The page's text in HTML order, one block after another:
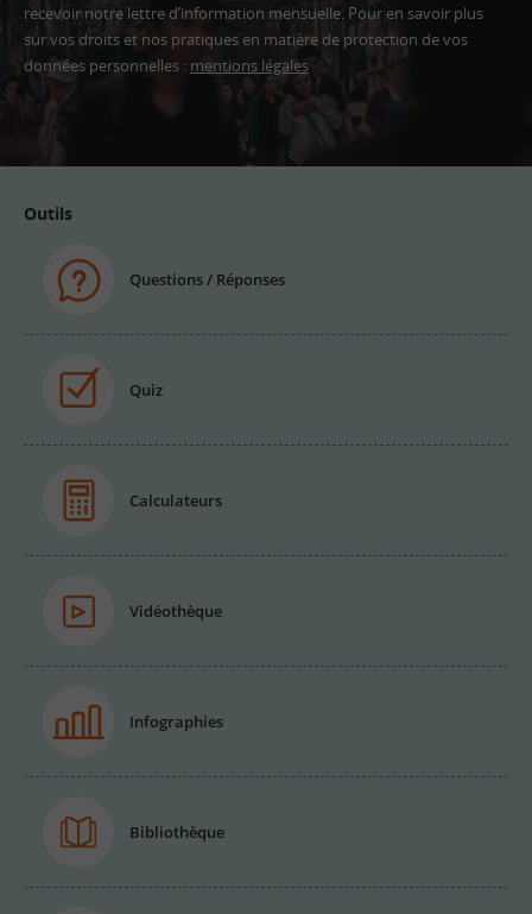
recevoir notre lettre d’information mensuelle. Pour en savoir plus
sur vos droits et nos pratiques en matière de protection de vos
données personnelles : mentions légales
Outils
Questions / Réponses
Quiz
Calculateurs
Vidéothèque
Infographies
Bibliothèque